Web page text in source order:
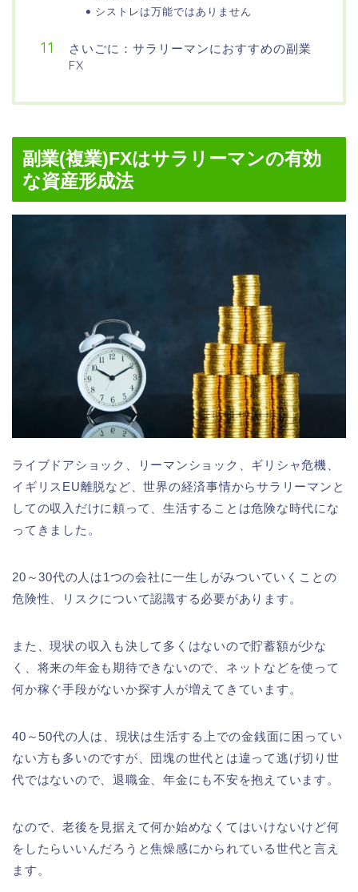
シストレは万能ではありません
さいごに：サラリーマンにおすすめの副業
FX
副業(複業)FXはサラリーマンの有効
な資産形成法
ライブドアショック、リーマンショック、ギリシャ危機、
イギリスEU離脱など、世界の経済事情からサラリーマンと
しての収入だけに頼って、生活することは危険な時代にな
ってきました。
20～30代の人は1つの会社に一生しがみついていくことの
危険性、リスクについて認識する必要があります。
また、現状の収入も決して多くはないので貯蓄額が少な
く、将来の年金も期待できないので、ネットなどを使って
何か稼ぐ手段がないか探す人が増えてきています。
40～50代の人は、現状は生活する上での金銭面に困ってい
ない方も多いのですが、団塊の世代とは違って逃げ切り世
代ではないので、退職金、年金にも不安を抱えています。
なので、老後を見据えて何か始めなくてはいけないけど何
をしたらいいんだろうと焦燥感にかられている世代と言え
ます。